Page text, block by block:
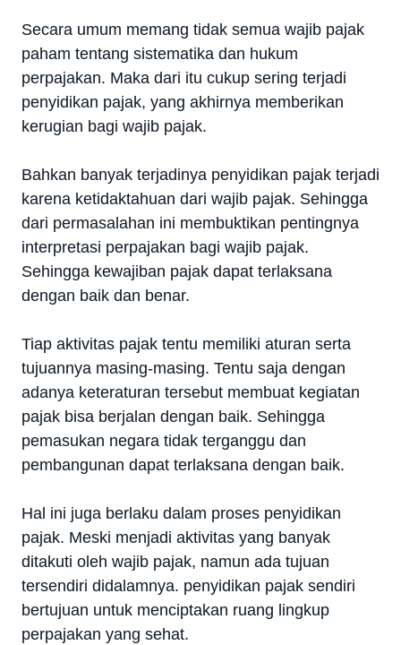
Secara umum memang tidak semua wajib pajak
paham tentang sistematika dan hukum
perpajakan. Maka dari itu cukup sering terjadi
penyidikan pajak, yang akhirnya memberikan
kerugian bagi wajib pajak.
Bahkan banyak terjadinya penyidikan pajak terjadi
karena ketidaktahuan dari wajib pajak. Sehingga
dari permasalahan ini membuktikan pentingnya
interpretasi perpajakan bagi wajib pajak.
Sehingga kewajiban pajak dapat terlaksana
dengan baik dan benar.
Tiap aktivitas pajak tentu memiliki aturan serta
tujuannya masing-masing. Tentu saja dengan
adanya keteraturan tersebut membuat kegiatan
pajak bisa berjalan dengan baik. Sehingga
pemasukan negara tidak terganggu dan
pembangunan dapat terlaksana dengan baik.
Hal ini juga berlaku dalam proses penyidikan
pajak. Meski menjadi aktivitas yang banyak
ditakuti oleh wajib pajak, namun ada tujuan
tersendiri didalamnya. penyidikan pajak sendiri
bertujuan untuk menciptakan ruang lingkup
perpajakan yang sehat.